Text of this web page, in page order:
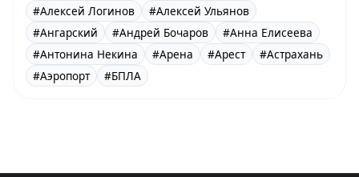
#Алексей Логинов
#Алексей Ульянов
#Ангарский
#Андрей Бочаров
#Анна Елисеева
#Антонина Некина
#Арена #Арест
#Астрахань
#Аэропорт
#БПЛА